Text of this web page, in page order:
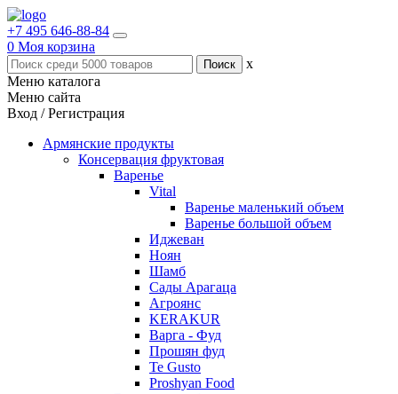
+7 495 646-88-84
0 Моя корзина
x
Меню каталога
Меню сайта
Вход / Регистрация
Армянские продукты
Консервация фруктовая
Варенье
Vital
Варенье маленький объем
Варенье большой объем
Иджеван
Ноян
Шамб
Сады Арагаца
Агроянс
KERAKUR
Варга - Фуд
Прошян фуд
Te Gusto
Proshyan Food